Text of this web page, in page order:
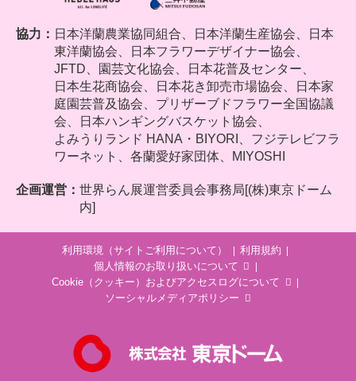
協力： 日本洋蘭農業協同組合、
日本洋蘭生産協会、日本
東洋蘭協会、日本フラワーデザイナー協会、
JFTD、園芸文化協会、日本花普及センター、
日本生花商協会、日本花き卸売市場協会、日本家
庭園芸普及協会、プリザーブドフラワー全国協議
会、日本ハンギングバスケット協会、
よみうりランド HANA・BIYORI、フジテレビフラ
ワーネット、各蘭愛好家団体、MIYOSHI
企画運営： 世界らん展運営委員会事務局[(株)東京ドーム
内]
利用環境（サイトご利用について）
利用規約
個人情報のお取り扱いについて
Cookie（クッキー）およびアクセスログについて
ソーシャルメディアポリシー